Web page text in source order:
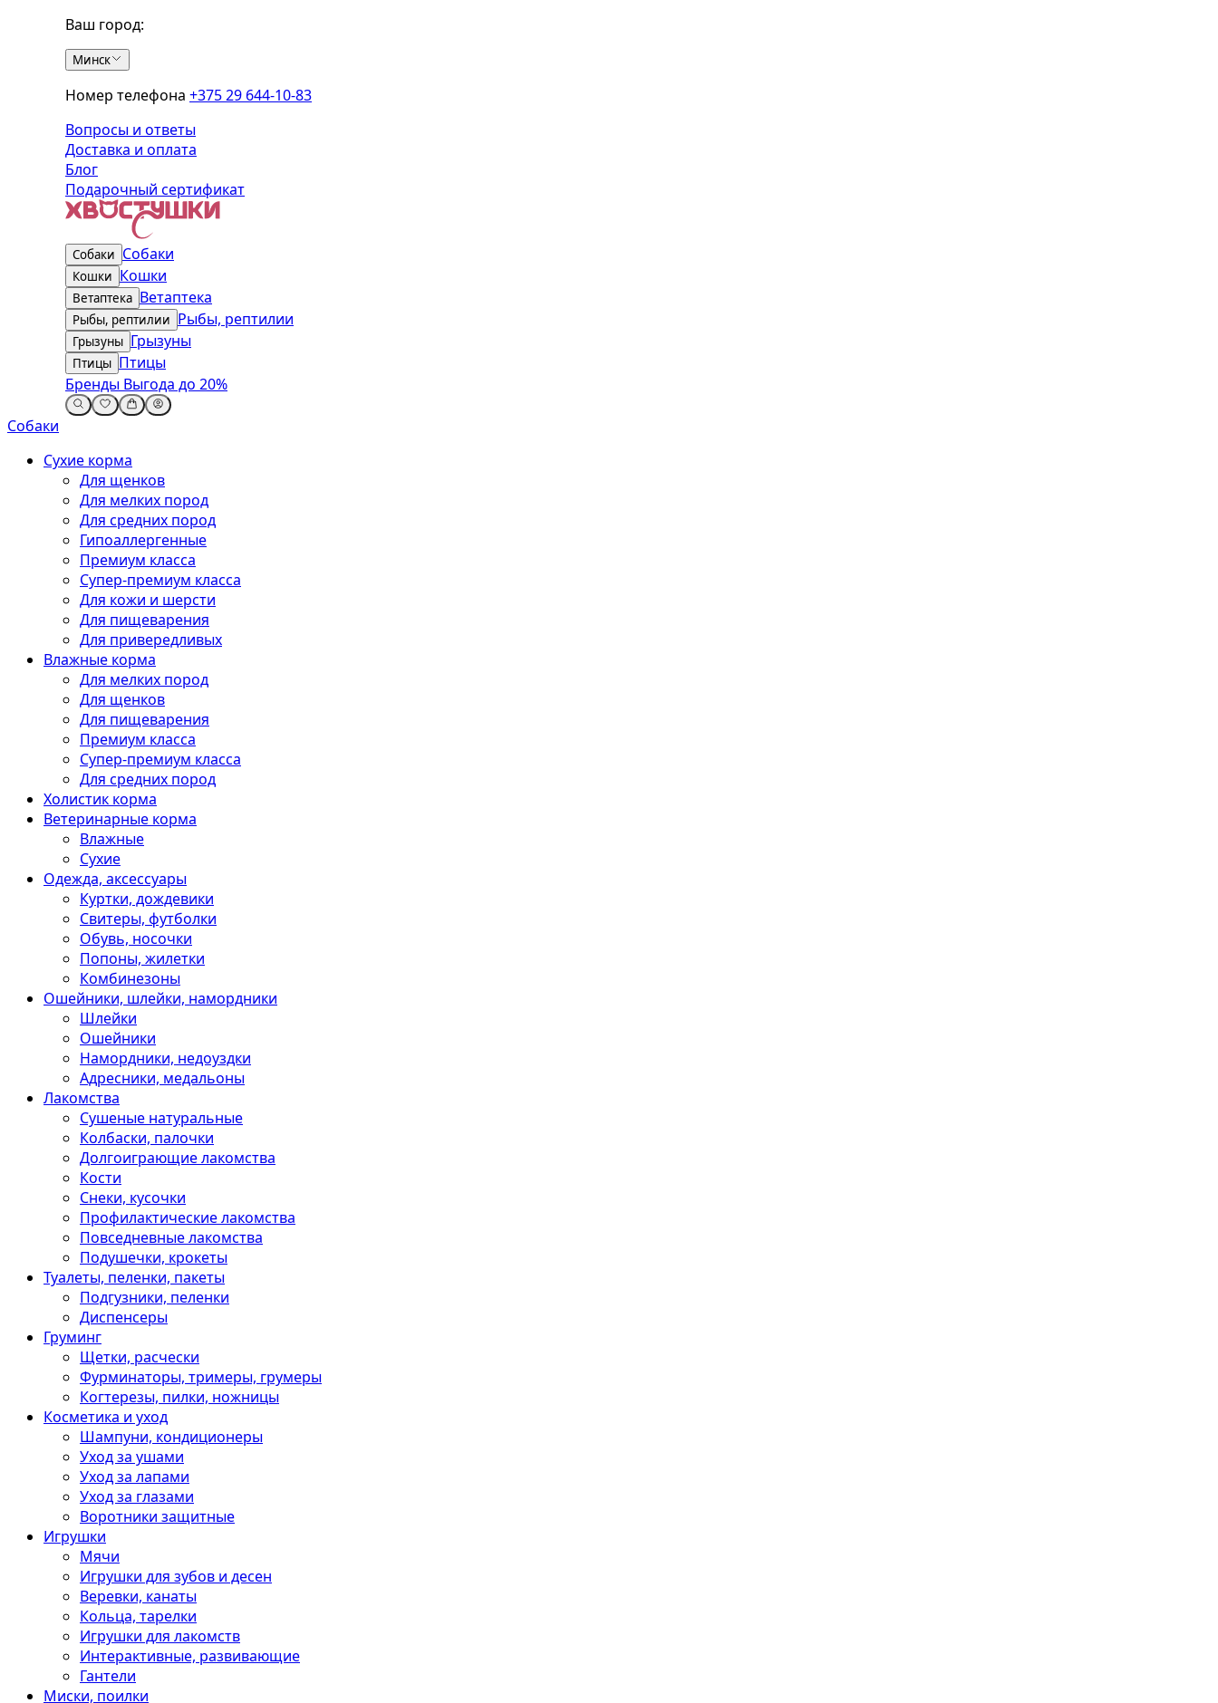
Ваш город:
Минск
Номер телефона +375 29 644-10-83
Вопросы и ответы
Доставка и оплата
Блог
Подарочный сертификат
Собаки Собаки
Кошки Кошки
Ветаптека Ветаптека
Рыбы, рептилии Рыбы, рептилии
Грызуны Грызуны
Птицы Птицы
Бренды Выгода до 20%
Собаки
Сухие корма
Для щенков
Для мелких пород
Для средних пород
Гипоаллергенные
Премиум класса
Супер-премиум класса
Для кожи и шерсти
Для пищеварения
Для привередливых
Влажные корма
Для мелких пород
Для щенков
Для пищеварения
Премиум класса
Супер-премиум класса
Для средних пород
Холистик корма
Ветеринарные корма
Влажные
Сухие
Одежда, аксессуары
Куртки, дождевики
Свитеры, футболки
Обувь, носочки
Попоны, жилетки
Комбинезоны
Ошейники, шлейки, намордники
Шлейки
Ошейники
Намордники, недоуздки
Адресники, медальоны
Лакомства
Сушеные натуральные
Колбаски, палочки
Долгоиграющие лакомства
Кости
Снеки, кусочки
Профилактические лакомства
Повседневные лакомства
Подушечки, крокеты
Туалеты, пеленки, пакеты
Подгузники, пеленки
Диспенсеры
Груминг
Щетки, расчески
Фурминаторы, тримеры, грумеры
Когтерезы, пилки, ножницы
Косметика и уход
Шампуни, кондиционеры
Уход за ушами
Уход за лапами
Уход за глазами
Воротники защитные
Игрушки
Мячи
Игрушки для зубов и десен
Веревки, канаты
Кольца, тарелки
Игрушки для лакомств
Интерактивные, развивающие
Гантели
Миски, поилки